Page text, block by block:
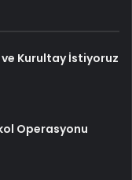
ve Kurultay İstiyoruz
Operasyonu